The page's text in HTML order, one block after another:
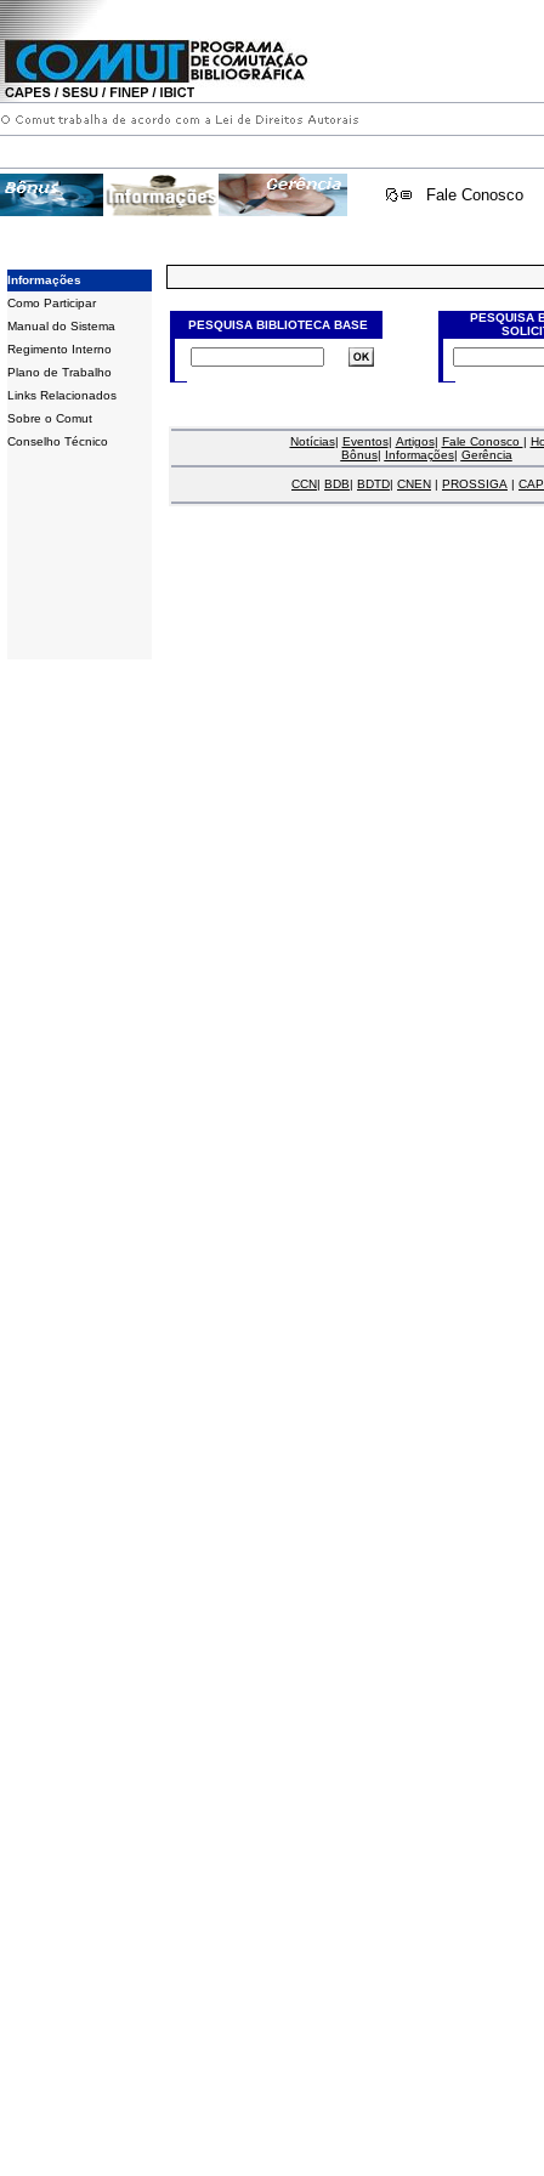
Fale Conosco
Informações
Como Participar
Manual do Sistema
Regimento Interno
Plano de Trabalho
Links Relacionados
Sobre o Comut
Conselho Técnico
PESQUISA BIBLIOTECA BASE
PESQUISA
Notícias| Eventos| Artigos| Fale Conosco |
Bônus| Informações| Gerência
CCN| BDB| BDTD| CNEN | PROSSIGA |